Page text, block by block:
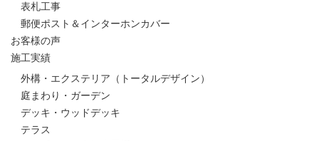
表札工事
郵便ポスト＆インターホンカバー
お客様の声
施工実績
外構・エクステリア（トータルデザイン）
庭まわり・ガーデン
デッキ・ウッドデッキ
テラス